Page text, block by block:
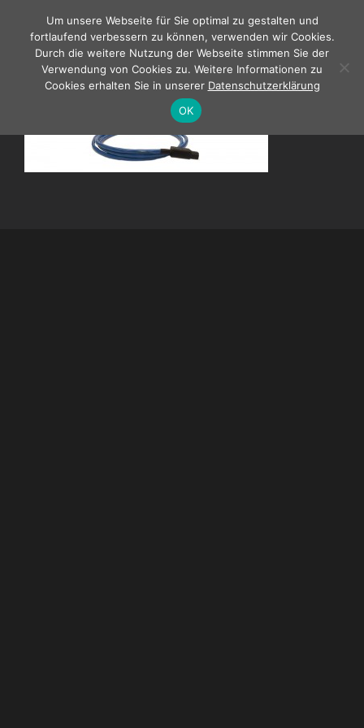
springen
Um unsere Webseite für Sie optimal zu gestalten und
fortlaufend verbessern zu können, verwenden wir Cookies.
Durch die weitere Nutzung der Webseite stimmen Sie der
Verwendung von Cookies zu. Weitere Informationen zu
Cookies erhalten Sie in unserer Datenschutzerklärung
OK